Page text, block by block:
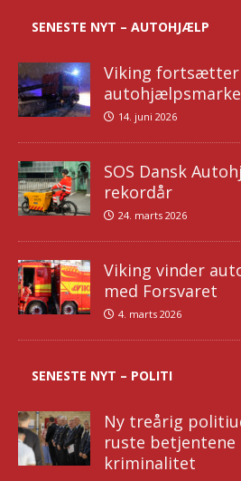
SENESTE NYT – AUTOHJÆLP
Viking fortsætter
14. juni 2026
SOS Dansk
rekordår
24. marts 2026
Viking vinder
med Forsvaret
4. marts 2026
SENESTE NYT – POLITI
Ny treårig
ruste
kriminalitet